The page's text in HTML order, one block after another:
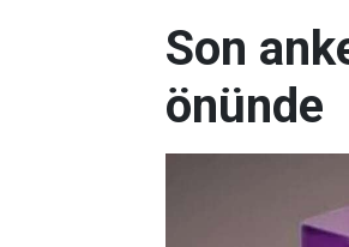
Son
önünde